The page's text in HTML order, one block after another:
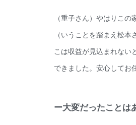
（重子さん）やはりこ
（いうことを踏まえ松
こは収益が見込まれない
できました。安心してお
ー大変だったことは